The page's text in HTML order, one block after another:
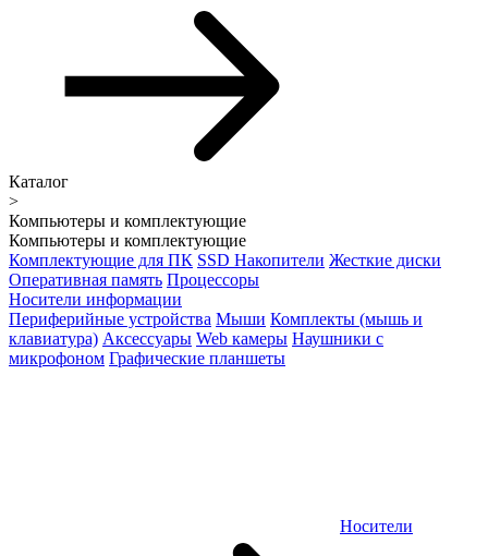
Каталог
>
Компьютеры и комплектующие
Компьютеры и комплектующие
Комплектующие для ПК SSD Накопители Жесткие диски
Оперативная память Процессоры
Носители информации
Периферийные устройства Мыши Комплекты (мышь и
клавиатура) Аксессуары Web камеры Наушники с
микрофоном Графические планшеты
Носители